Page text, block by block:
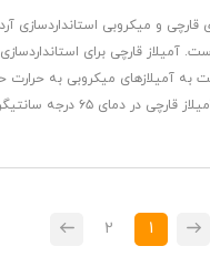
قارچی و میکروبی استانداردسازی
آمیلاز قارچی برای
به آمیلازهای میکروبی به حرارت
است .غیرفعال شدن آمیلاز قارچی در
1
2